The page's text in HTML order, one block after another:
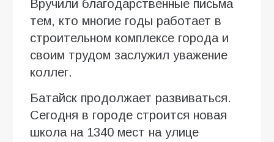
Вручили благодарственные письма
тем, кто многие годы работает в
строительном комплексе города и
своим трудом заслужил уважение
коллег.
Батайск продолжает развиваться.
Сегодня в городе строится новая
школа на 1340 мест на улице